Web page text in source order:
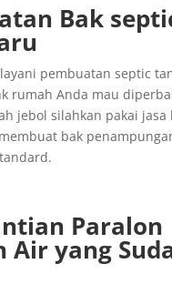
Bak
pembuatan septic
rumah Anda mau
jebol silahkan pakai jasa
bak
Paralon
Air yang